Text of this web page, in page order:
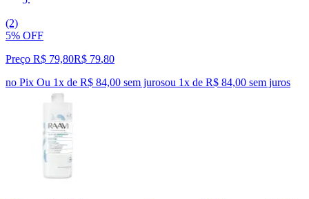
(2)
5% OFF
Preço R$ 79,80R$ 79,80
no Pix Ou 1x de R$ 84,00 sem jurosou 1x de R$ 84,00 sem juros